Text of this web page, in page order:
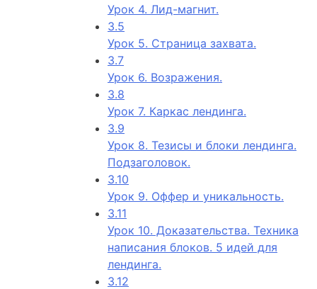
Урок 4. Лид-магнит.
3.5
Урок 5. Страница захвата.
3.7
Урок 6. Возражения.
3.8
Урок 7. Каркас лендинга.
3.9
Урок 8. Тезисы и блоки лендинга.
Подзаголовок.
3.10
Урок 9. Оффер и уникальность.
3.11
Урок 10. Доказательства. Техника
написания блоков. 5 идей для
лендинга.
3.12